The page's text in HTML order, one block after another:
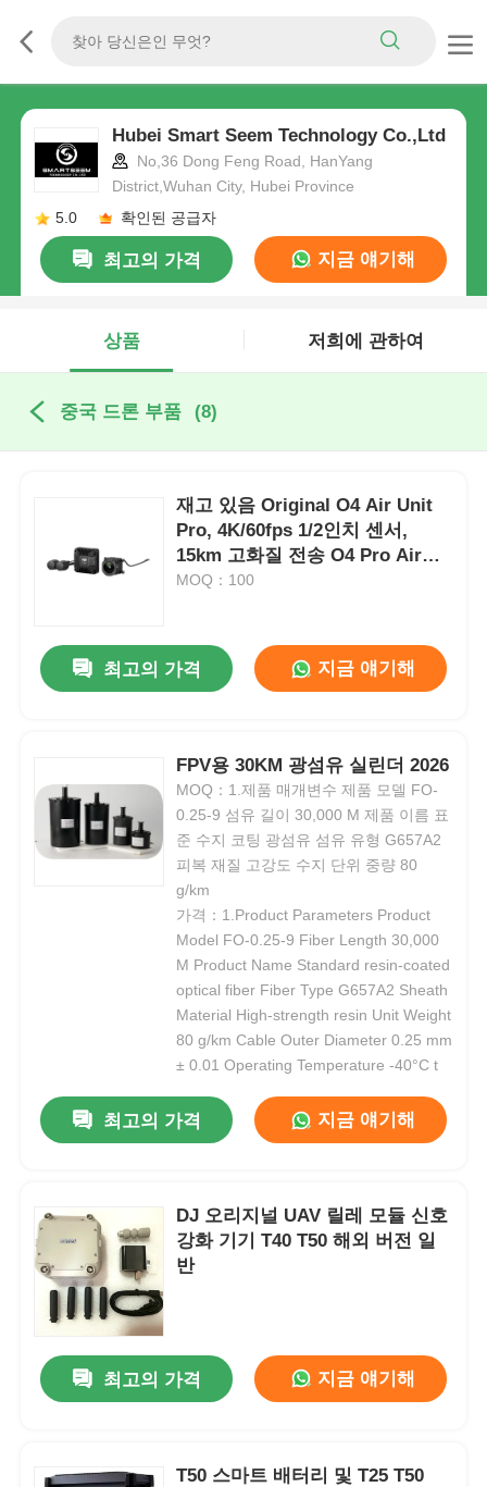
Hubei Smart Seem Technology Co.,Ltd
No,36 Dong Feng Road, HanYang
District,Wuhan City, Hubei Province
5.0
확인된 공급자
최고의 가격 지금 얘기해
상품 저희에 관하여
중국 드론 부품 (8)
재고 있음 Original O4 Air Unit
Pro, 4K/60fps 1/2인치 센서,
15km 고화질 전송 O4 Pro Air
Unit 4K 4GB
MOQ：100
최고의 가격 지금 얘기해
FPV용 30KM 광섬유 실린더 2026
MOQ：1.제품 매개변수 제품 모델 FO-
0.25-9 섬유 길이 30,000 M 제품 이름 표
준 수지 코팅 광섬유 섬유 유형 G657A2
피복 재질 고강도 수지 단위 중량 80
g/km
가격：1.Product Parameters Product
Model FO-0.25-9 Fiber Length 30,000
M Product Name Standard resin-coated
optical fiber Fiber Type G657A2 Sheath
Material High-strength resin Unit Weight
80 g/km Cable Outer Diameter 0.25 mm
± 0.01 Operating Temperature -40°C t
최고의 가격 지금 얘기해
DJ 오리지널 UAV 릴레 모듈 신호
강화 기기 T40 T50 해외 버전 일
반
최고의 가격 지금 얘기해
T50 스마트 배터리 및 T25 T50